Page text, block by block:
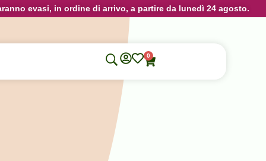
evasi, in ordine di arrivo, a partire da lunedì 24 agosto.
0